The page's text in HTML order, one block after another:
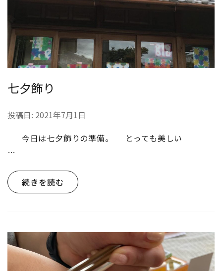
七夕飾り
投稿日: 2021年7月1日
今日は七夕飾りの準備。 とっても美しい
…
続きを読む